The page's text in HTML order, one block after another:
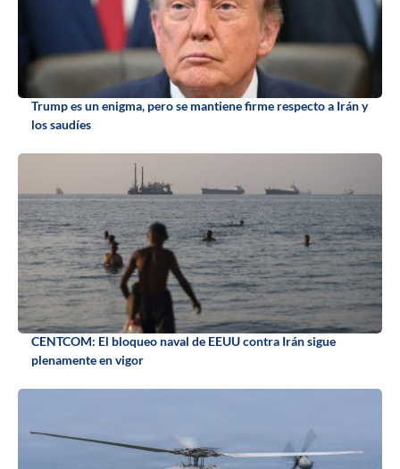
Trump es un enigma, pero se mantiene firme respecto a Irán y
los saudíes
CENTCOM: El bloqueo naval de EEUU contra Irán sigue
plenamente en vigor